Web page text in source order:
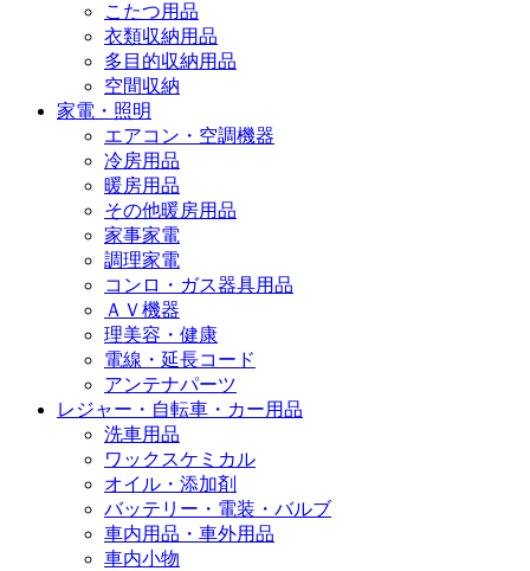
こたつ用品
衣類収納用品
多目的収納用品
空間収納
家電・照明
エアコン・空調機器
冷房用品
暖房用品
その他暖房用品
家事家電
調理家電
コンロ・ガス器具用品
ＡＶ機器
理美容・健康
電線・延長コード
アンテナパーツ
レジャー・自転車・カー用品
洗車用品
ワックスケミカル
オイル・添加剤
バッテリー・電装・バルブ
車内用品・車外用品
車内小物